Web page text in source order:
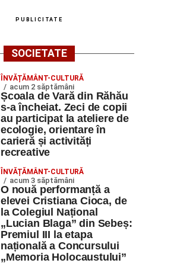
PUBLICITATE
SOCIETATE
ÎNVĂȚĂMÂNT-CULTURĂ
acum 2 săptămâni
Școala de Vară din Răhău
s-a încheiat. Zeci de copii
au participat la ateliere de
ecologie, orientare în
carieră și activități
recreative
ÎNVĂȚĂMÂNT-CULTURĂ
acum 3 săptămâni
O nouă performanță a
elevei Cristiana Cioca, de
la Colegiul Național
„Lucian Blaga” din Sebeș:
Premiul III la etapa
națională a Concursului
„Memoria Holocaustului”